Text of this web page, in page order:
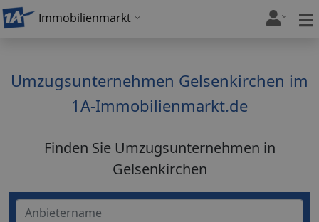
Immobilienmarkt
Umzugsunternehmen Gelsenkirchen im
1A-Immobilienmarkt.de
Finden Sie Umzugsunternehmen in
Gelsenkirchen